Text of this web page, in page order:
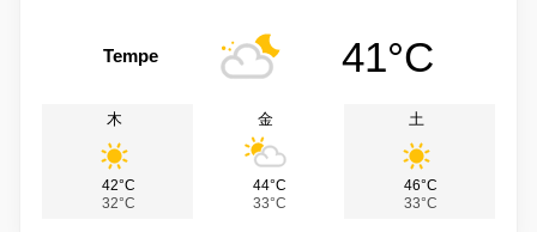
Tempe 41°C
木
42°C
32°C
金
44°C
33°C
土
46°C
33°C